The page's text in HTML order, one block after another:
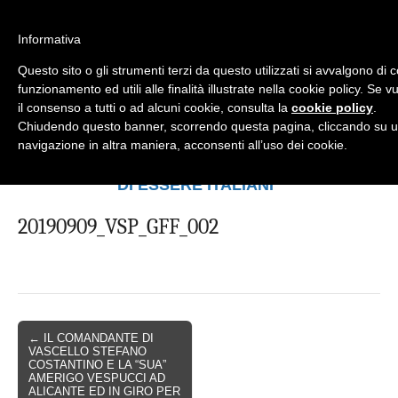
Mondo Italiano nel Mondo
LE INTERVISTE SONO AGLI ITALIANI CHE
RICOPRONO RUOLI ISTITUZIONALI, A
QUELLI CHE RAPPRESENTANO LA
SOCIETÀ E A CHI È UN "COMUNE
CITTADINO" ...
DI ESSERE ITALIANI"
20190909_VSP_GFF_002
← IL COMANDANTE DI
VASCELLO STEFANO
COSTANTINO E LA “SUA”
AMERIGO VESPUCCI AD
ALICANTE ED IN GIRO PER
Informativa
Questo sito o gli strumenti terzi da questo utilizzati si avvalgono di
funzionamento ed utili alle finalità illustrate nella cookie policy. Se
il consenso a tutti o ad alcuni cookie, consulta la cookie policy
Chiudendo questo banner, scorrendo questa pagina, cliccando su
navigazione in altra maniera, acconsenti all’uso dei cookie.